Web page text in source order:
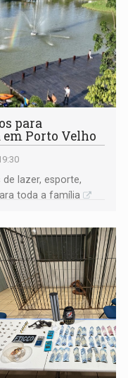
para
Porto Velho
lazer, esporte,
toda a família